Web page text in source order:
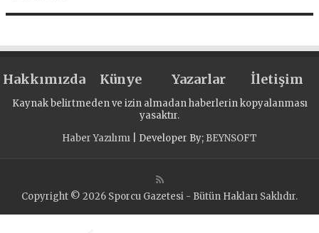
Hakkımızda Künye Yazarlar İletişim
Kaynak belirtmeden ve izin almadan haberlerin kopyalanması
yasaktır.
Haber Yazılımı | Developer By; BEYNSOFT
Copyright © 2026 Sporcu Gazetesi - Bütün Hakları Saklıdır.